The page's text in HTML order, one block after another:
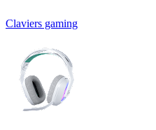
Claviers gaming